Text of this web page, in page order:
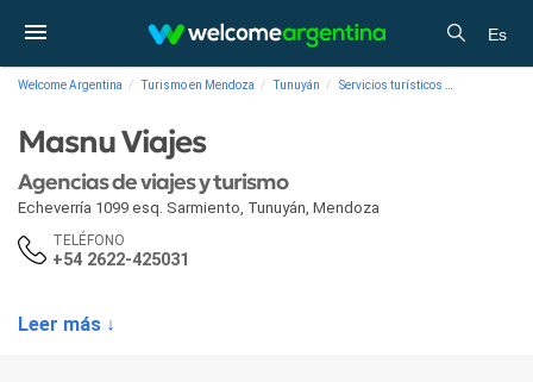
Es
Welcome Argentina Turismo en Mendoza Tunuyán Servicios turísticos
Masnu Viajes
Agencias de viajes y turismo
Echeverría 1099 esq. Sarmiento, Tunuyán, Mendoza
TELÉFONO
+54 2622-425031
Leer más ↓